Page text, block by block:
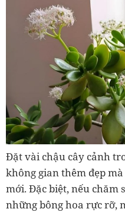
Đặt vài chậu cây cảnh
không gian thêm đẹp
mới. Đặc biệt, nếu chăm
những bông hoa rực rỡ,